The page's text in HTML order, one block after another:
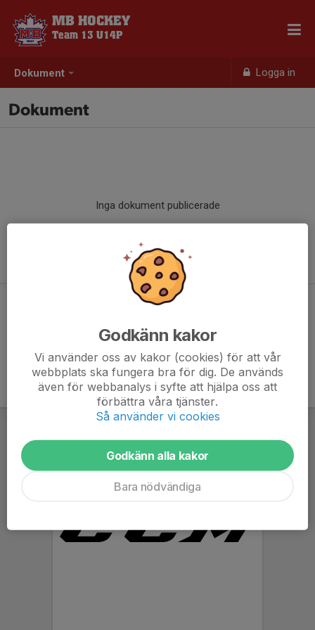
Dokument Logga in
MB HOCKEY
Team 13 U14P
Dokument
Inga dokument publicerade
Godkänn kakor
Vi använder oss av kakor (cookies) för att vår
webbplats ska fungera bra för dig. De används
även för webbanalys i syfte att hjälpa oss att
förbättra våra tjänster.
Så använder vi cookies
Godkänn alla kakor
Bara nödvändiga